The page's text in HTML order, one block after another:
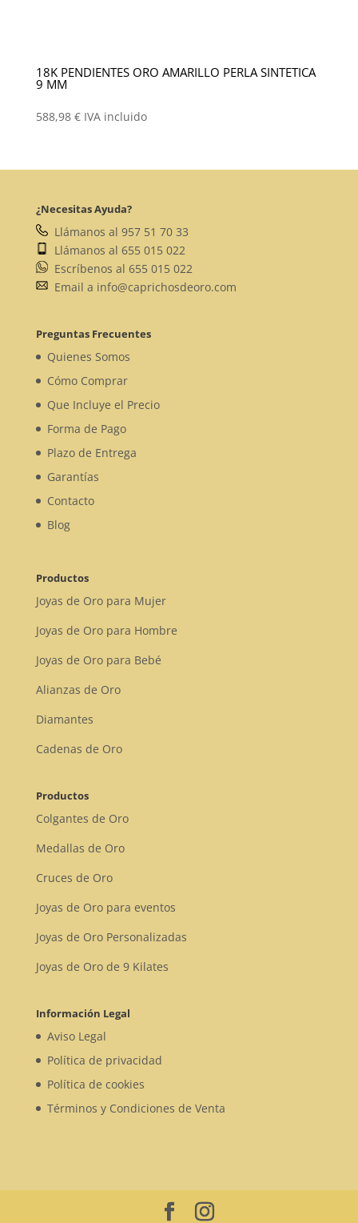
18K PENDIENTES ORO AMARILLO PERLA SINTETICA
9 MM
588,98 € IVA incluido
¿Necesitas Ayuda?
Llámanos al 957 51 70 33
Llámanos al 655 015 022
Escríbenos al 655 015 022
Email a info@caprichosdeoro.com
Preguntas Frecuentes
Quienes Somos
Cómo Comprar
Que Incluye el Precio
Forma de Pago
Plazo de Entrega
Garantías
Contacto
Blog
Productos
Joyas de Oro para Mujer
Joyas de Oro para Hombre
Joyas de Oro para Bebé
Alianzas de Oro
Diamantes
Cadenas de Oro
Productos
Colgantes de Oro
Medallas de Oro
Cruces de Oro
Joyas de Oro para eventos
Joyas de Oro Personalizadas
Joyas de Oro de 9 Kilates
Información Legal
Aviso Legal
Política de privacidad
Política de cookies
Términos y Condiciones de Venta